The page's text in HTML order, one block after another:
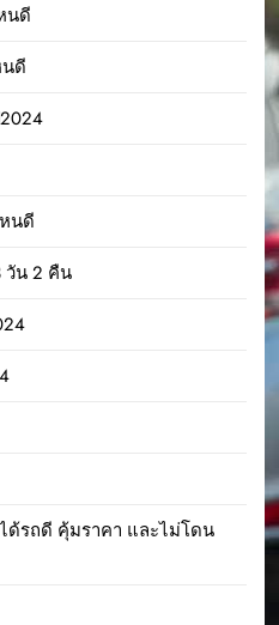
นดี
ดี
นดี
วัน 2 คืน
ด้รถดี คุ้มราคา และไม่โดน